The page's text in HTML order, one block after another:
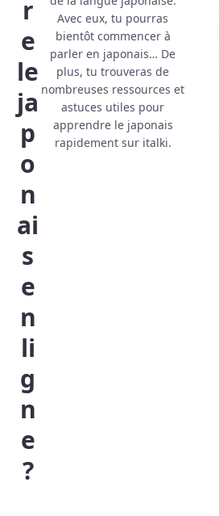
r
e
le
ja
p
o
n
ai
s
e
n
li
g
n
e
?
Avec eux, tu pourras
bientôt commencer à
parler en japonais… De
plus, tu trouveras de
nombreuses ressources et
astuces utiles pour
apprendre le japonais
rapidement sur italki.